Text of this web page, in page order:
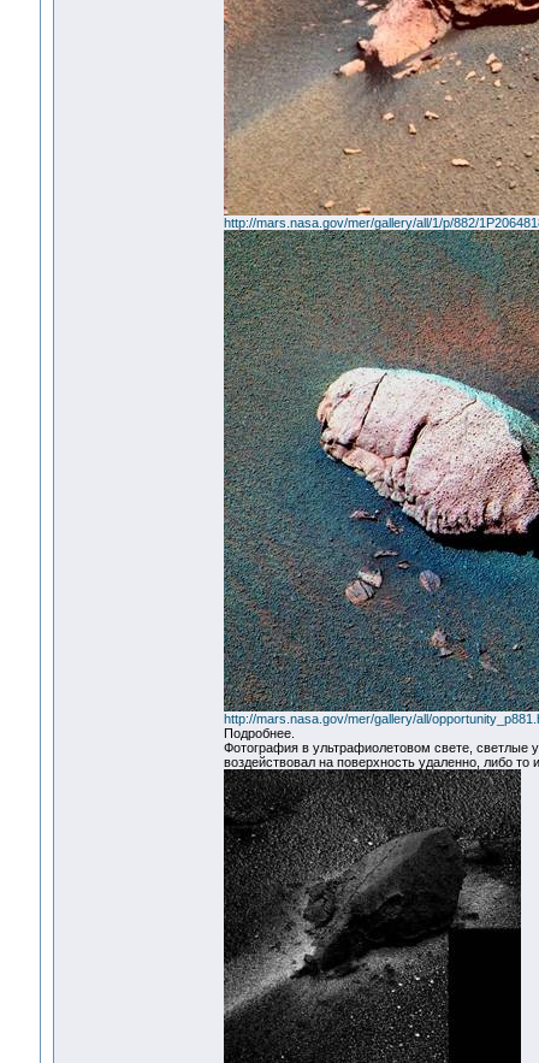
http://mars.nasa.gov/mer/gallery/all/1/p/882/
http://mars.nasa.gov/mer/gallery/all/
Подробнее.
Фотография в ультрафиолетовом свете, светлые
воздействовал на поверхность удаленно, либо то